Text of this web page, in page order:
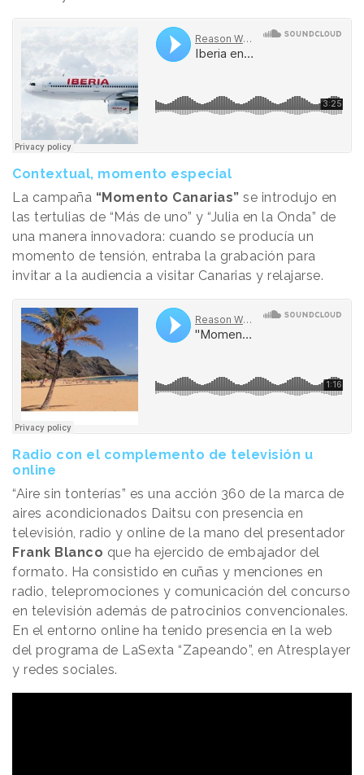
Contextual, momento especial
La campaña “Momento Canarias” se introdujo en
las tertulias de “Más de uno” y “Julia en la Onda” de
una manera innovadora: cuando se producía un
momento de tensión, entraba la grabación para
invitar a la audiencia a visitar Canarias y relajarse.
Radio con el complemento de televisión u
online
“Aire sin tonterías” es una acción 360 de la marca de
aires acondicionados Daitsu con presencia en
televisión, radio y online de la mano del presentador
Frank Blanco que ha ejercido de embajador del
formato. Ha consistido en cuñas y menciones en
radio, telepromociones y comunicación del concurso
en televisión además de patrocinios convencionales.
En el entorno online ha tenido presencia en la web
del programa de LaSexta “Zapeando”, en Atresplayer
y redes sociales.